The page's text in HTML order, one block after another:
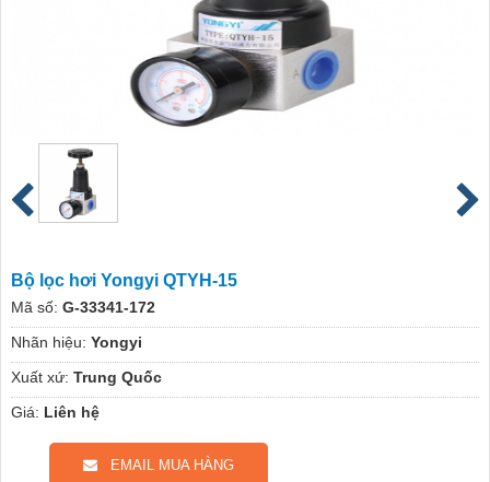
Bộ lọc hơi Yongyi QTYH-15
Mã số: G-33341-172
Nhãn hiệu: Yongyi
Xuất xứ: Trung Quốc
Giá: Liên hệ
EMAIL MUA HÀNG